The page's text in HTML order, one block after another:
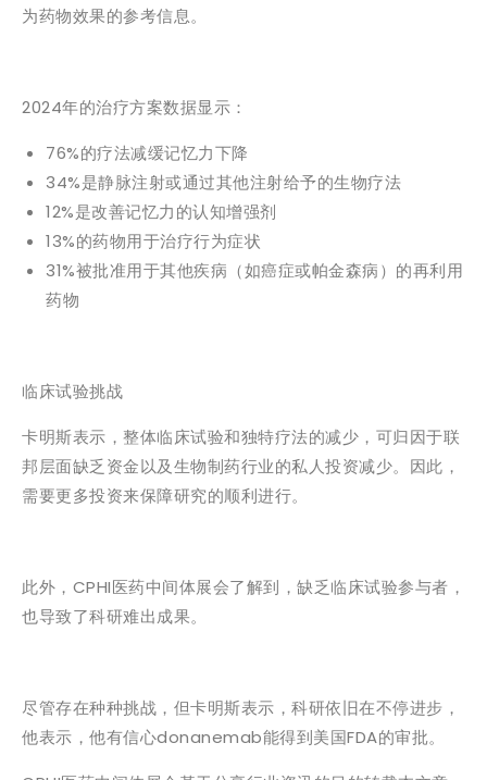
为药物效果的参考信息。
2024年的治疗方案数据显示：
76%的疗法减缓记忆力下降
34%是静脉注射或通过其他注射给予的生物疗法
12%是改善记忆力的认知增强剂
13%的药物用于治疗行为症状
31%被批准用于其他疾病（如癌症或帕金森病）的再利用
药物
临床试验挑战
卡明斯表示，整体临床试验和独特疗法的减少，可归因于联
邦层面缺乏资金以及生物制药行业的私人投资减少。因此，
需要更多投资来保障研究的顺利进行。
此外，CPHI医药中间体展会了解到，缺乏临床试验参与者，
也导致了科研难出成果。
尽管存在种种挑战，但卡明斯表示，科研依旧在不停进步，
他表示，他有信心donanemab能得到美国FDA的审批。